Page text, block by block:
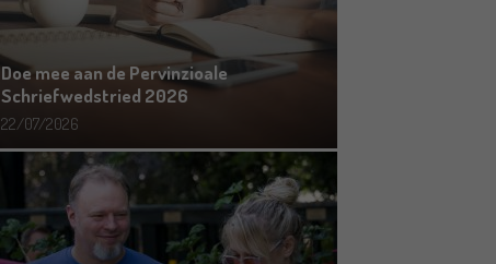
Doe mee aan de Pervinzioale
Schriefwedstried 2026
22/07/2026